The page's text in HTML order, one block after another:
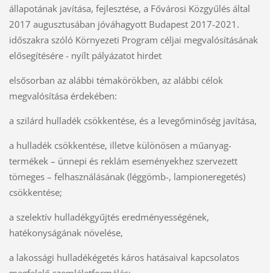
állapotának javítása, fejlesztése, a Fővárosi Közgyűlés által
2017 augusztusában jóváhagyott Budapest 2017-2021.
időszakra szóló Környezeti Program céljai megvalósításának
elősegítésére - nyílt pályázatot hirdet
elsősorban az alábbi témakörökben, az alábbi célok
megvalósítása érdekében:
a szilárd hulladék csökkentése, és a levegőminőség javítása,
a hulladék csökkentése, illetve különösen a műanyag-
termékek – ünnepi és reklám eseményekhez szervezett
tömeges – felhasználásának (léggömb-, lampioneregetés)
csökkentése;
a szelektív hulladékgyűjtés eredményességének,
hatékonyságának növelése,
a lakossági hulladékégetés káros hatásaival kapcsolatos